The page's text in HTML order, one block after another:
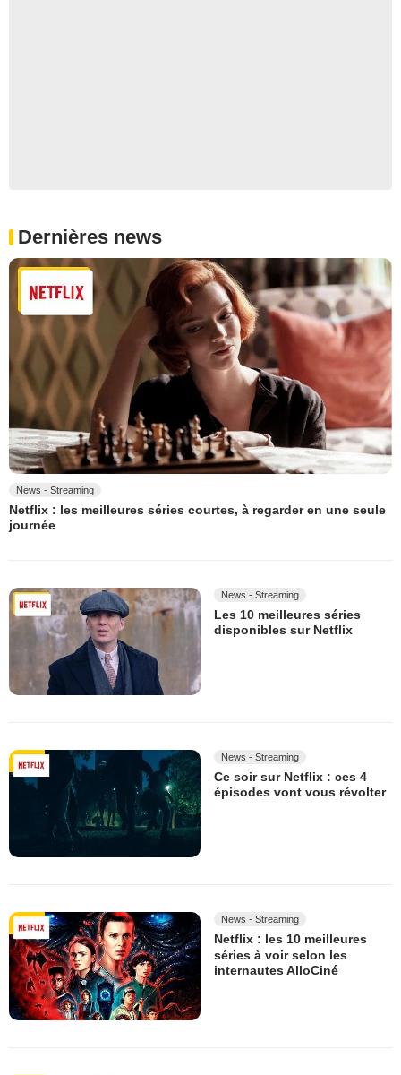
Dernières news
News - Streaming
Netflix : les meilleures séries courtes, à regarder en une seule
journée
News - Streaming
Les 10 meilleures séries
disponibles sur Netflix
News - Streaming
Ce soir sur Netflix : ces 4
épisodes vont vous révolter
News - Streaming
Netflix : les 10 meilleures
séries à voir selon les
internautes AlloCiné